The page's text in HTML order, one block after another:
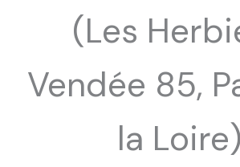
(Les
Vendée 85,
la Loire)